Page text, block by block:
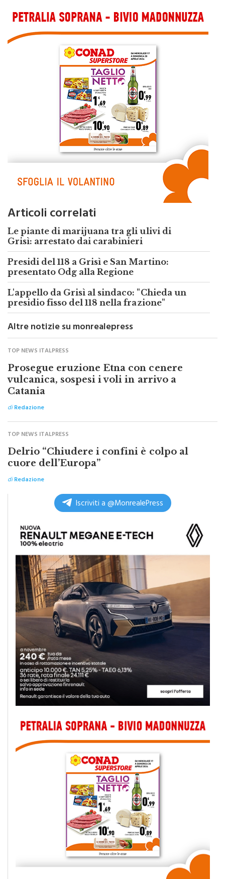
Articoli correlati
Le piante di marijuana tra gli ulivi di
Grisì: arrestato dai carabinieri
Presidi del 118 a Grisì e San Martino:
presentato Odg alla Regione
L'appello da Grisì al sindaco: "Chieda un
presidio fisso del 118 nella frazione"
Altre notizie su monrealepress
TOP NEWS ITALPRESS
Prosegue eruzione Etna con cenere
vulcanica, sospesi i voli in arrivo a
Catania
diRedazione
TOP NEWS ITALPRESS
Delrio “Chiudere i confini è colpo al
cuore dell’Europa”
di